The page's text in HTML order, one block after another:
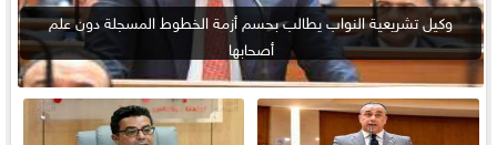
وكيل تشريعية النواب يطالب بحسم أزمة الخطوط المسجلة دون علم
أصحابها